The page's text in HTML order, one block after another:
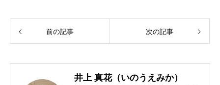
前の記事 次の記事
井上 真花（いのうえみか）